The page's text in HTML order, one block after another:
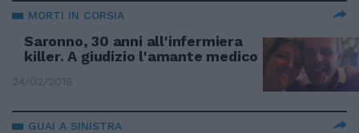
MORTI IN CORSIA
Saronno, 30 anni all'infermiera
killer. A giudizio l'amante medico
24/02/2018
GUAI A SINISTRA